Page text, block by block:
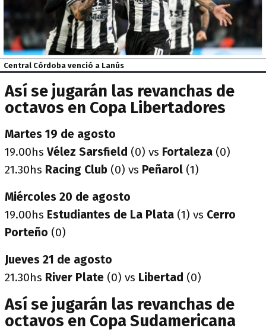
Central Córdoba venció a Lanús
Así se jugarán las revanchas de
octavos en Copa Libertadores
Martes 19 de agosto
19.00hsVélez Sarsfield (0) vs Fortaleza (0)
21.30hs Racing Club (0) vs Peñarol (1)
Miércoles 20 de agosto
19.00hs Estudiantes de La Plata (1) vs Cerro
Porteño (0)
Jueves 21 de agosto
21.30hs River Plate (0) vs Libertad (0)
Así se jugarán las revanchas de
octavos en Copa Sudamericana